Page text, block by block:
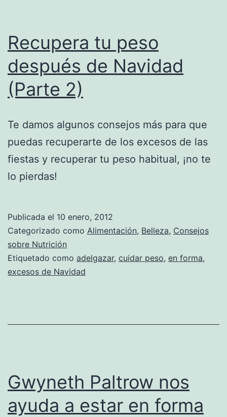
Recupera tu peso
después de Navidad
(Parte 2)
Te damos algunos consejos más para que
puedas recuperarte de los excesos de las
fiestas y recuperar tu peso habitual, ¡no te
lo pierdas!
Publicada el 10 enero, 2012
Categorizado como Alimentación, Belleza, Consejos
sobre Nutrición
Etiquetado como adelgazar, cuidar peso, en forma,
excesos de Navidad
Gwyneth Paltrow nos
ayuda a estar en forma